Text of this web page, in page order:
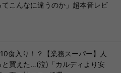
てこんなに違うのか」超本音レビ
食入り！？【業務スーパー】人
と買えた…(泣)「カルディより安